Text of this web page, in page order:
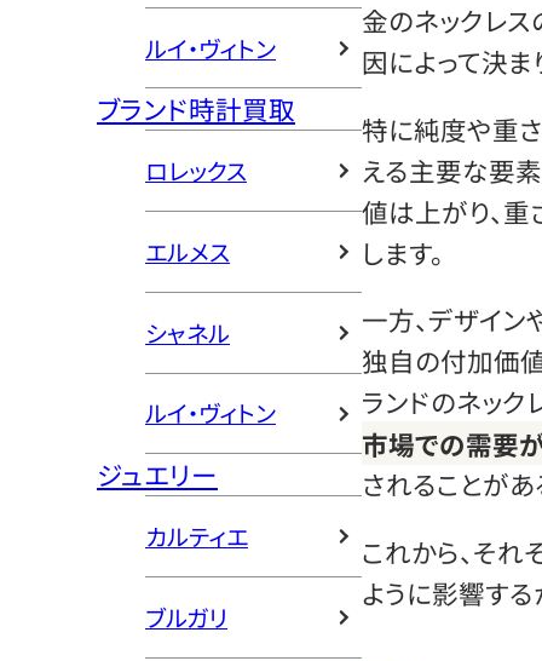
ルイ・ヴィトン
ブランド時計買取
ロレックス
エルメス
シャネル
ルイ・ヴィトン
ジュエリー
カルティエ
ブルガリ
金のネックレ
因によって決ま
特に純度や重
える主要な要
値は上がり、
します。
一方、デザイン
独自の付加価
ランドのネック
市場での需要
されることがあ
これから、そ
ように影響する